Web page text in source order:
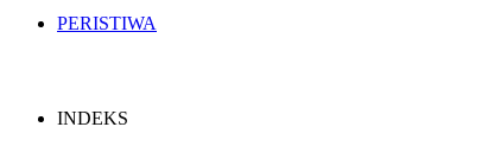
PERISTIWA
INDEKS